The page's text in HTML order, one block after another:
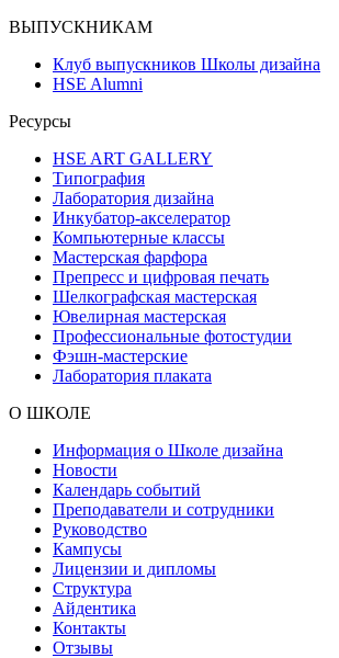
ВЫПУСКНИКАМ
Клуб выпускников Школы дизайна
HSE Alumni
Ресурсы
HSE ART GALLERY
Типография
Лаборатория дизайна
Инкубатор-акселератор
Компьютерные классы
Мастерская фарфора
Препресс и цифровая печать
Шелкографская мастерская
Ювелирная мастерская
Профессиональные фотостудии
Фэшн-мастерские
Лаборатория плаката
О ШКОЛЕ
Информация о Школе дизайна
Новости
Календарь событий
Преподаватели и сотрудники
Руководство
Кампусы
Лицензии и дипломы
Структура
Айдентика
Контакты
Отзывы